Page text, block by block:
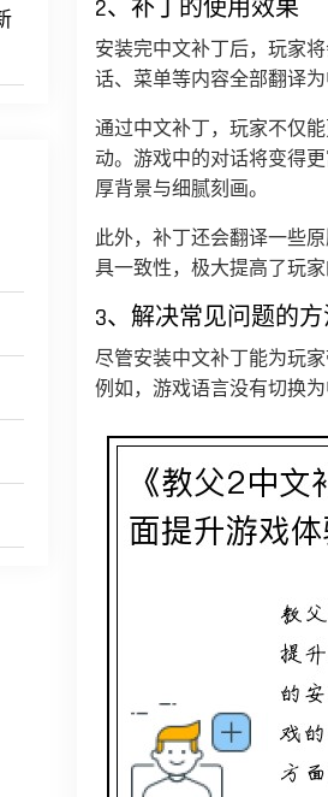
2、补丁的使用效果
安装完中文补丁后，玩家
话、菜单等内容全部翻译
通过中文补丁，玩家不仅
动。游戏中的对话将变得
厚背景与细腻刻画。
此外，补丁还会翻译一些
具一致性，极大提高了玩家
3、解决常见问题的方
尽管安装中文补丁能为玩
例如，游戏语言没有切换